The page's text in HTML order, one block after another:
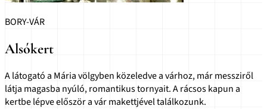
BORY-VÁR
Alsókert
A látogató a Mária völgyben közeledve a várhoz, már messziről
látja magasba nyúló, romantikus tornyait. A rácsos kapun a
kertbe lépve először a vár makettjével találkozunk.